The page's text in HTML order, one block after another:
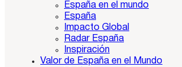
España en el mundo
España
Impacto Global
Radar España
Inspiración
Valor de España en el Mundo